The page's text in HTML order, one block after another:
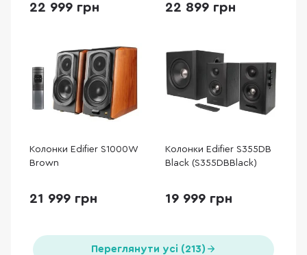
22 999 грн 22 899 грн
Колонки Edifier S1000W
Brown
21 999 грн
Колонки Edifier S355DB
Black (S355DBBlack)
19 999 грн
Переглянути усі (213)